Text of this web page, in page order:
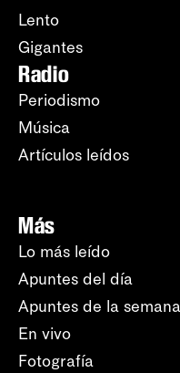
Lento
Gigantes
Radio
Periodismo
Música
Artículos leídos
Más
Lo más leído
Apuntes del día
Apuntes de la semana
En vivo
Fotografía